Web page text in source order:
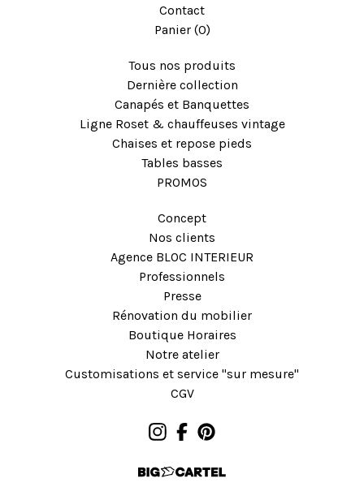
Contact
Panier (0)
Tous nos produits
Dernière collection
Canapés et Banquettes
Ligne Roset & chauffeuses vintage
Chaises et repose pieds
Tables basses
PROMOS
Concept
Nos clients
Agence BLOC INTERIEUR
Professionnels
Presse
Rénovation du mobilier
Boutique Horaires
Notre atelier
Customisations et service "sur mesure"
CGV